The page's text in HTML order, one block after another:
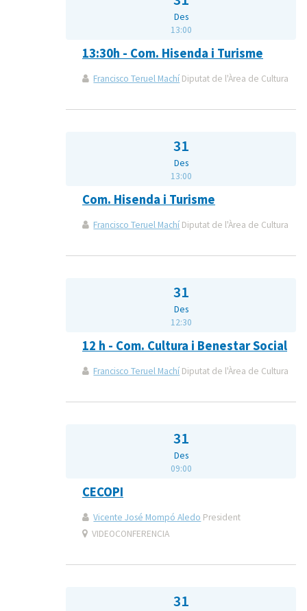
Des
13:00
13:30h - Com. Hisenda i Turisme
Francisco Teruel Machí Diputat de l'Àrea de Cultura
31
Des
13:00
Com. Hisenda i Turisme
Francisco Teruel Machí Diputat de l'Àrea de Cultura
31
Des
12:30
12 h - Com. Cultura i Benestar Social
Francisco Teruel Machí Diputat de l'Àrea de Cultura
31
Des
09:00
CECOPI
Vicente José Mompó Aledo President
VIDEOCONFERENCIA
31